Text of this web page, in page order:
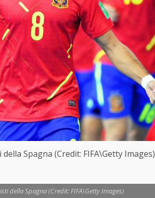
Spagna (Credit: FIFA\Getty Images)
della Spagna (Credit: FIFA\Getty Images)